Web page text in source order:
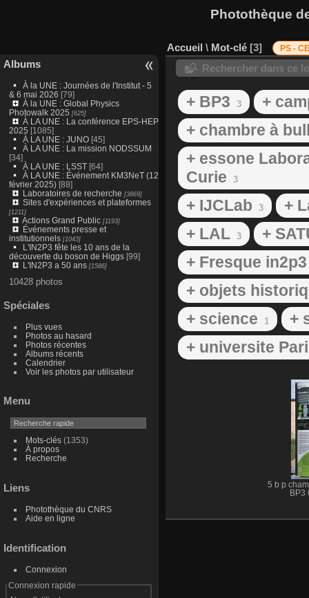
Photothèque
Albums
À la UNE : Journées de l'Institut - 5
& 6 mai 2026 [79]
À la UNE : Global Physics
Photowalk 2025 [625]
À LA UNE : La conférence EPS-HEP
2025 [1085]
À LA UNE : JUNO [45]
À LA UNE : La mission NODSSUM
[34]
À LA UNE : LSST[64]
À LA UNE : Événement KM3NeT (12
février 2025)[88]
Laboratoires de recherche [3869]
Sites d'expériences et plateformes
[1211]
Actions Grand Public[1193]
Événements presse et
institutionnels[1043]
L'IN2P3 fête les 10 ans de la
découverte du boson de Higgs[99]
L'IN2P3 a 50 ans[1586]
10428 photos
Spéciales
Plus vues
Photos au hasard
Photos récentes
Albums récents
Calendrier
Voir les photos par utilisateur
Menu
Mots-clés(1353)
À propos
Recherche
Liens
Photothèque du CNRS
Aide en ligne
Identification
Connexion
Connexion rapide
Accueil \ Mot-clé 3 PS -
Rechercher dans ce
+ BP3 3
+
+ chambre à
+ essone
Curie
3
+ IJCLab 3
+
+ LAL 3
+
+ Fresque
+ objets
+ science
1
+
+ universite
5 b p
BP3